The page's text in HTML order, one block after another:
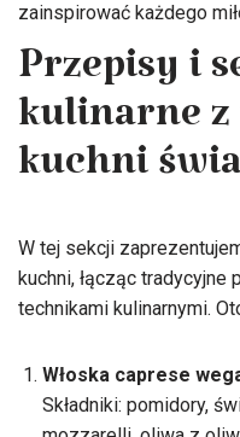
zainspirować każdego
Przepisy i
kulinarne
kuchni
W tej sekcji
kuchni, łącząc
technikami kulinarnymi.
Włoska caprese
Składniki: pomidory,